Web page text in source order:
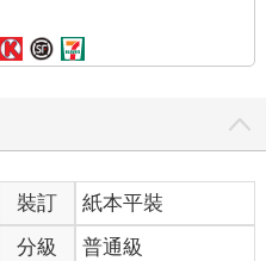
裝訂
紙本平裝
分級 普通級